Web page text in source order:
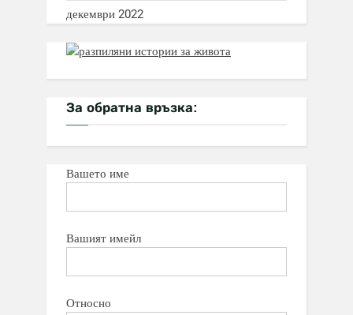
декември 2022
За обратна връзка:
Вашето име
Вашият имейл
Относно